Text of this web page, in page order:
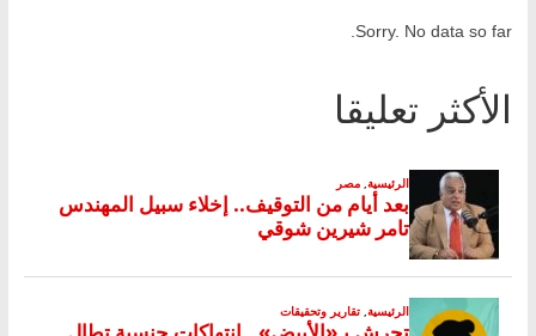
Sorry. No data so far.
الأكثر تعليقا